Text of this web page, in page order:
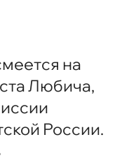
на
Любича,
России.